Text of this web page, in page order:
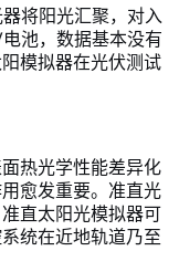
将阳光汇聚，对入
池，数据基本没有
模拟器在光伏测试
热光学性能差异化
愈发重要。准直光
直太阳光模拟器可
统在近地轨道乃至